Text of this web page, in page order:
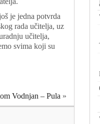
je jedna potvrda
rada učitelja, uz
učitelja,
svima koji su
Vodnjan – Pula »